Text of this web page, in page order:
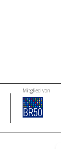
Mitglied von